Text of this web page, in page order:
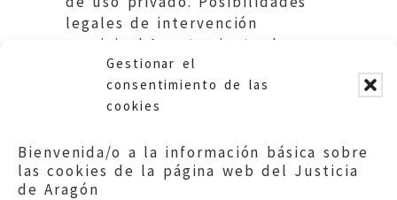
Gestionar el
consentimiento de las
cookies
Bienvenida/o a la información básica sobre
las cookies de la página web del Justicia
de Aragón
legales de intervención
municipal.Ayuntamiento de
Teruel.